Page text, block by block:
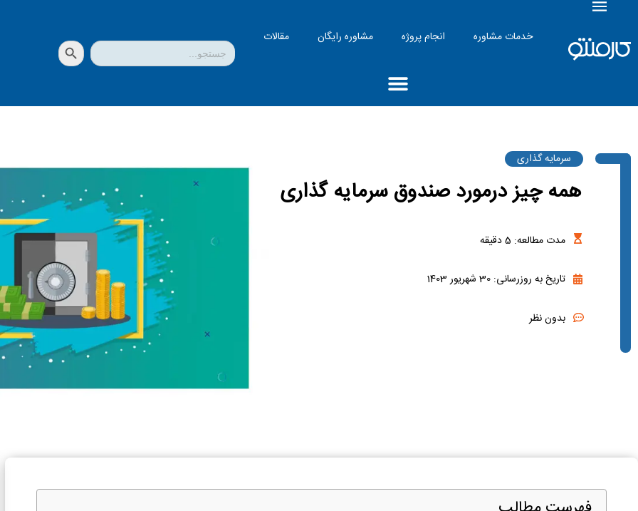
خدمات مشاوره انجام پروژه مشاوره رایگان مقالات جستجو
برای:
دکمه جستجو
سرمایه گذاری
همه چیز درمورد صندوق سرمایه گذاری
مدت مطالعه: 5دقیقه
تاریخ به روزرسانی: 30 شهریور 1403
بدون نظر